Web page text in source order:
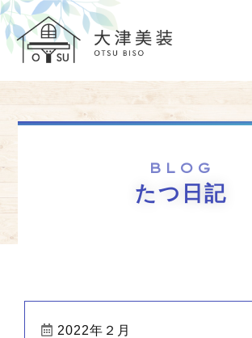
BLOG
たつ日記
2022年２月